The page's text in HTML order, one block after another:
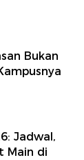
Bukan
Jadwal,
Main di